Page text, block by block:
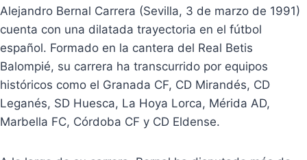
Alejandro Bernal Carrera (Sevilla, 3 de marzo de 1991)
cuenta con una dilatada trayectoria en el fútbol
español. Formado en la cantera del Real Betis
Balompié, su carrera ha transcurrido por equipos
históricos como el Granada CF, CD Mirandés, CD
Leganés, SD Huesca, La Hoya Lorca, Mérida AD,
Marbella FC, Córdoba CF y CD Eldense.